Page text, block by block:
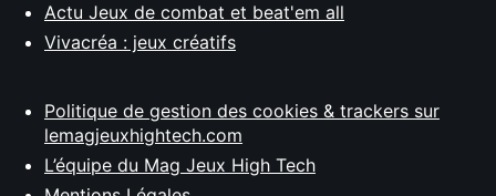
Actu Jeux de combat et beat'em all
Vivacréa : jeux créatifs
Politique de gestion des cookies & trackers sur
lemagjeuxhightech.com
L’équipe du Mag Jeux High Tech